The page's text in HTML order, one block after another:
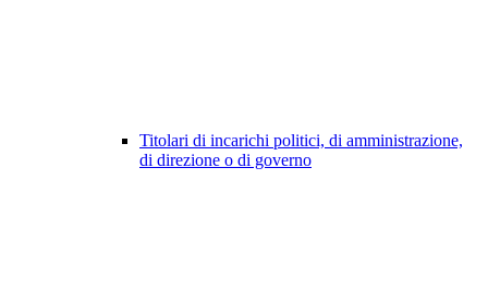
Titolari di incarichi politici, di amministrazione,
di direzione o di governo